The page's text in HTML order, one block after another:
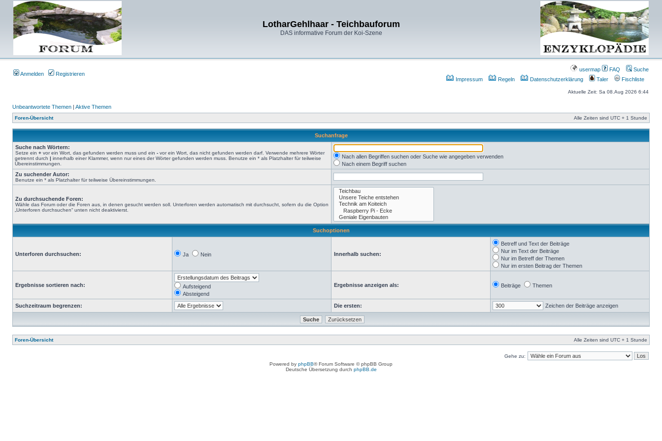
LotharGehlhaar - Teichbauforum
DAS informative Forum der Koi-Szene
Anmelden Registrieren
usermap FAQ
Suche
Impressum
Regeln Datenschutzerklärung Taler Fischliste
Aktuelle Zeit: Sa 08.Aug 2026 6:44
Unbeantwortete Themen | Aktive Themen
Foren-Übersicht Alle Zeiten sind UTC + 1 Stunde
Suchanfrage
Suche nach Wörtern:
Setze ein + vor ein Wort, das gefunden werden muss und ein - vor ein Wort, das nicht gefunden werden darf. Verwende mehrere Wörter
getrennt durch | innerhalb einer Klammer, wenn nur eines der Wörter gefunden werden muss. Benutze ein * als Platzhalter für teilweise
Übereinstimmungen.
Nach allen Begriffen suchen oder Suche wie angegeben verwenden
Nach einem Begriff suchen
Zu suchender Autor:
Benutze ein * als Platzhalter für teilweise Übereinstimmungen.
Zu durchsuchende Foren:
Wähle das Forum oder die Foren aus, in denen gesucht werden soll. Unterforen werden automatisch mit durchsucht, sofern du die Option
„Unterforen durchsuchen“ unten nicht deaktivierst.
Suchoptionen
Unterforen durchsuchen: Ja Nein Innerhalb suchen:
Betreff und Text der Beiträge
Nur im Text der Beiträge
Nur im Betreff der Themen
Nur im ersten Beitrag der Themen
Ergebnisse sortieren nach:
Aufsteigend
Absteigend
Ergebnisse anzeigen als: Beiträge Themen
Suchzeitraum begrenzen: Die ersten: Zeichen der Beiträge anzeigen
Foren-Übersicht Alle Zeiten sind UTC + 1 Stunde
Gehe zu:
Powered by phpBB® Forum Software © phpBB Group
Deutsche Übersetzung durch phpBB.de